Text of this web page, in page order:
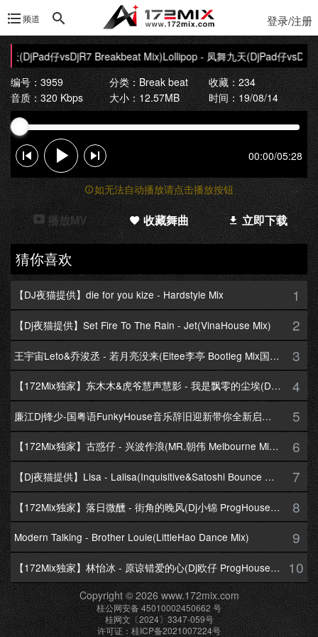
频道 登录/注册
天(DjPad仔vsDjR7 Breakbeat Mix)Lollipop - 凤舞九天(DjPad仔
编号：3959
分类：Break beat
收藏：234
音质：320 Kbps
大小：12.57MB 时间：19/08/14
00:00/05:28
如无法自动播放请点击播放按钮
播放MV 收藏舞曲 立即下载
猜你喜欢
【DJ夜猫提供】die for you kize - Hardstyle Mix 1
【Dj夜猫提供】Set Fire To The Rain - Jet(VinaHouse Mix) 2
王宇宙Leto&乔浚丞 - 若月亮没来(Eltee李亭 Bootleg Mix国语合唱) 3
【172Mix独家】东木木&虎爷慧声慧影 - 我是飘零的尘埃(Dj十三 Melbourne Mix国语男) 4
廉江Dj锋少-国粤语FunkyHouse音乐辞旧迎新带你全新启航跨年专辑172Mix串烧 5
【172Mix独家】古惑仔 - 兴波作浪(MR.朝伟 Melbourne Mix粤语男) 6
【Dj夜猫提供】Lisa - Lalisa(Inquisitive&Satoshi Bounce Mix) 7
【172Mix独家】落日微醺 - 街角的晚风(Dj小锦 ProgHouse Mix粤语女) 8
Modern Talking - Brother Louie(LittleHao Dance Mix) 9
【172Mix独家】林怡冰 - 原谅错爱的心(Dj欧仔 ProgHouse Mix粤语女) 10
Copyright © 2026 www.172mix.com
桂公网安备 45010002450662 号
桂网文〔2024〕3347-059号
许可证：桂ICP备2021007224号